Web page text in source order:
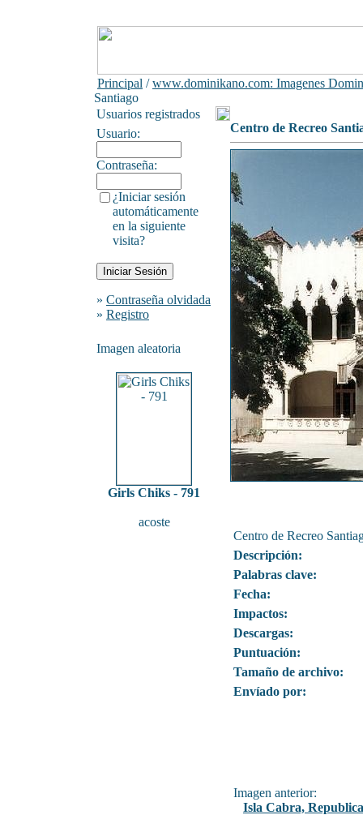
Principal /www.dominikano.com: Imagenes
Santiago
Usuarios registrados
Usuario:
Contraseña:
¿Iniciar sesión
automáticamente
en la siguiente
visita?
» Contraseña olvidada
» Registro
Imagen aleatoria
Girls Chiks - 791
acoste
Centro de Recreo
Centro de Recreo
Descripción:
Palabras clave:
Fecha:
Impactos:
Descargas:
Puntuación:
Tamaño de archivo:
Envíado por:
Imagen anterior:
Isla Cabra,